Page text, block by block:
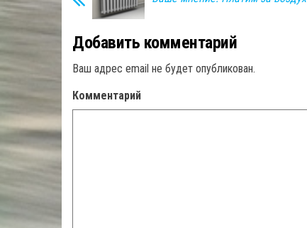
Добавить комментарий
Ваш адрес email не будет опубликован.
Комментарий